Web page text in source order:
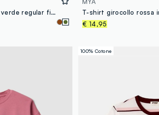
T-shirt in misto viscosa verde regular fit con fiocchi
€ 14,95
100% Cotone